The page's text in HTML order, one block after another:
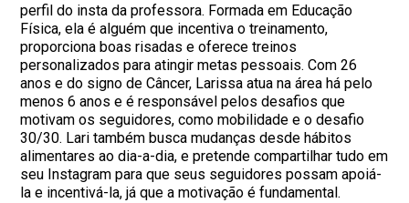
perfil do insta da professora. Formada em Educação
Física, ela é alguém que incentiva o treinamento,
proporciona boas risadas e oferece treinos
personalizados para atingir metas pessoais. Com 26
anos e do signo de Câncer, Larissa atua na área há pelo
menos 6 anos e é responsável pelos desafios que
motivam os seguidores, como mobilidade e o desafio
30/30. Lari também busca mudanças desde hábitos
alimentares ao dia-a-dia, e pretende compartilhar tudo em
seu Instagram para que seus seguidores possam apoiá-
la e incentivá-la, já que a motivação é fundamental.